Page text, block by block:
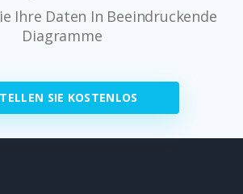
Ihre Daten In Beeindruckende
Diagramme
SIE KOSTENLOS